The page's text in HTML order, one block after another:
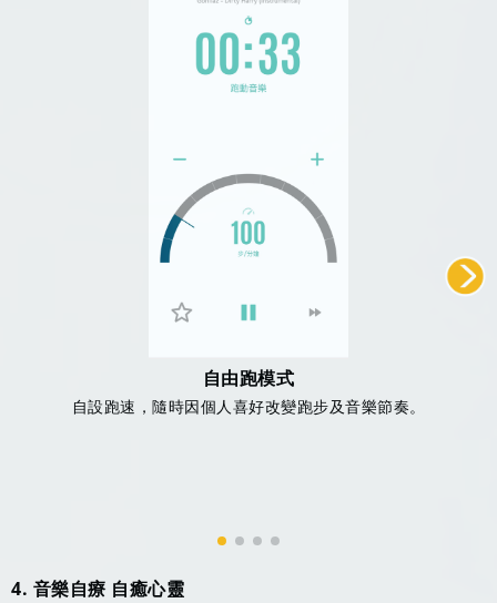
自由跑模式
自設跑速，隨時因個人喜好改變跑步及音樂節奏。
4. 音樂自療 自癒心靈